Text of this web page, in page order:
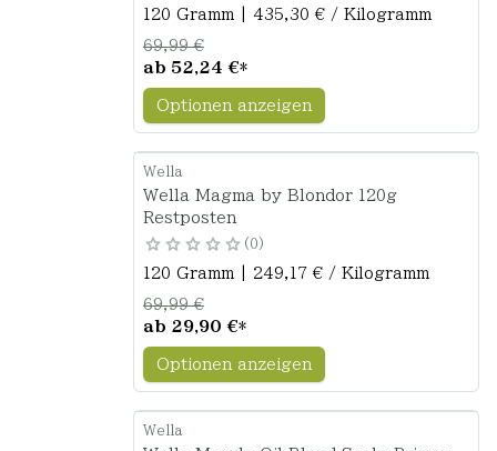
120 Gramm | 435,30 € / Kilogramm
ab 52,24 €*
69,99 €
Optionen anzeigen
Wella
Wella Magma by Blondor 120g
Restposten
0
120 Gramm | 249,17 € / Kilogramm
ab 29,90 €*
69,99 €
Optionen anzeigen
Wella